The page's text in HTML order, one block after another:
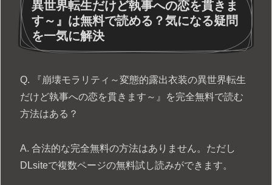
異世界転生だけど執事への恋を貫きま
す～』は無料で読める？気になる疑問
を一気に解決
Q. 『崩壊モラリティ～変態的露出衣装の異世界転生
だけど執事への恋を貫きます～』を完全無料で読む
方法はある？
A. 合法的な完全無料の方法はありません。ただし
DLsiteで複数ページの無料試し読みができます。